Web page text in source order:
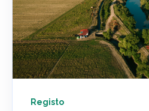
Registo